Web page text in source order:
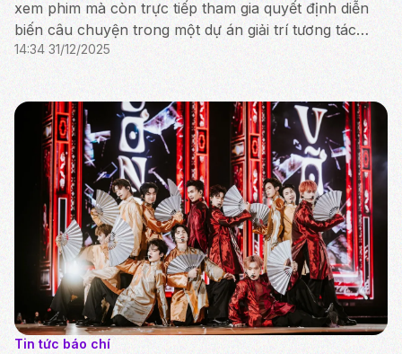
xem phim mà còn trực tiếp tham gia quyết định diễn
biến câu chuyện trong một dự án giải trí tương tác
cùng thần tượng, mở ra hướng tiếp cận mới cho...
14:34 31/12/2025
Tin tức báo chí